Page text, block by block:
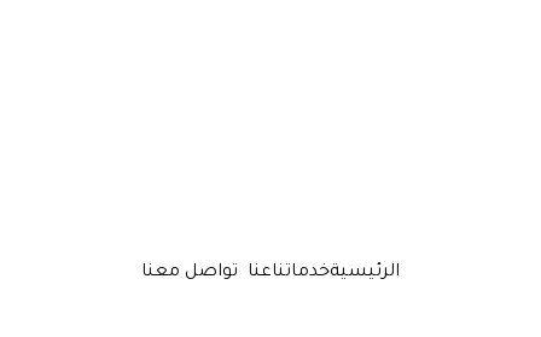
الرئيسيةخدماتناعنا تواصل معنا